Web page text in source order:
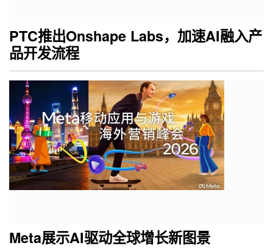
PTC推出Onshape Labs，加速AI融入产
品开发流程
Meta展示AI驱动全球增长新图景